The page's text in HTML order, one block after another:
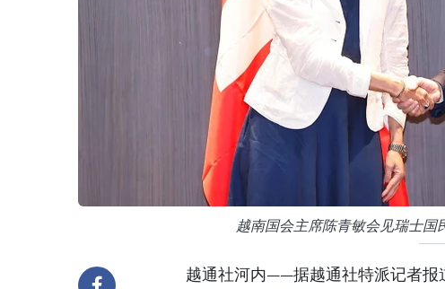
越南国会主席陈青敏会见瑞士国
越通社河内——据越通社特派记者报